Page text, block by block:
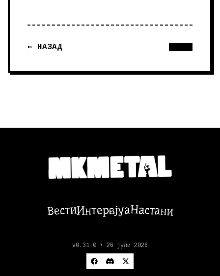
← НАЗАД
ВестиИнтервјуаНастани
v0.31.0 • 26 јули 2026